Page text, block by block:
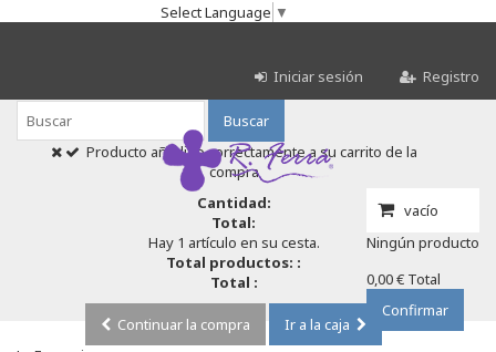
Select Language ▼
Iniciar sesión Registro
Buscar
vacío
Ningún producto
0,00 € Total
Confirmar
Producto añadido correctamente a su carrito de la
compra
Cantidad:
Total:
Hay 1 artículo en su cesta.
Total productos: :
Total :
Continuar la compra
Ir a la caja